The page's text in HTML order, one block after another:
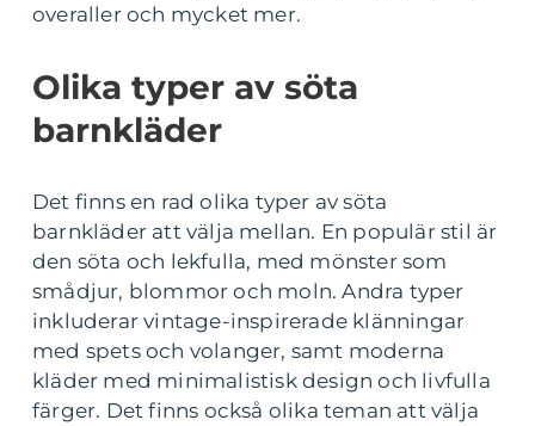
overaller och mycket mer.
Olika typer av söta
barnkläder
Det finns en rad olika typer av söta
barnkläder att välja mellan. En populär stil är
den söta och lekfulla, med mönster som
smådjur, blommor och moln. Andra typer
inkluderar vintage-inspirerade klänningar
med spets och volanger, samt moderna
kläder med minimalistisk design och livfulla
färger. Det finns också olika teman att välja